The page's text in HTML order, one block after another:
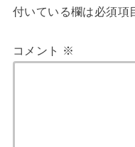
付いている欄は必須項
コメント ※